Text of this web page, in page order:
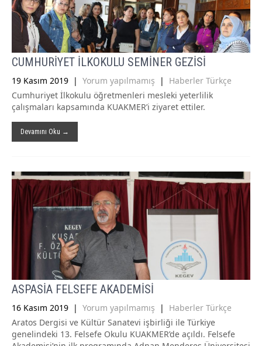
CUMHURİYET İLKOKULU SEMİNER GEZİSİ
19 Kasım 2019 | Yorum yapılmamış | Haberler Türkçe
Cumhuriyet İlkokulu öğretmenleri mesleki yeterlilik
çalışmaları kapsamında KUAKMER’i ziyaret ettiler.
Devamını Oku →
ASPASİA FELSEFE AKADEMİSİ
16 Kasım 2019 | Yorum yapılmamış | Haberler Türkçe
Aratos Dergisi ve Kültür Sanatevi işbirliği ile Türkiye
genelindeki 13. Felsefe Okulu KUAKMER’de açıldı. Felsefe